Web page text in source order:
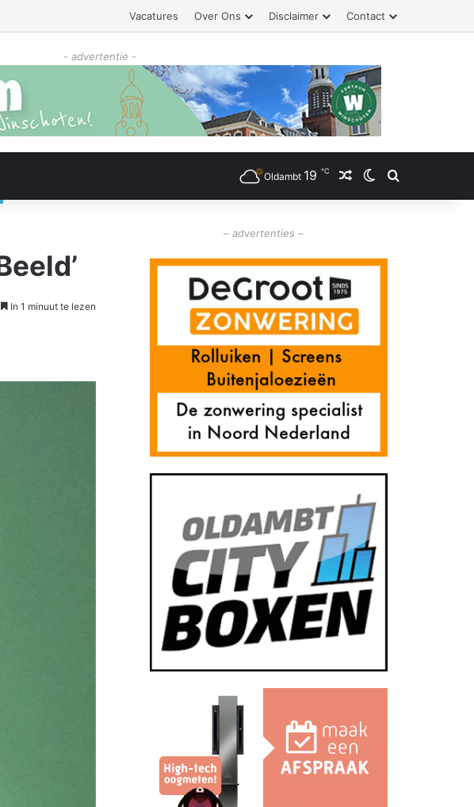
Vacatures Over Ons Disclaimer Contact
- advertentie -
Oldambt 19 ℃ Willekeurig artikel
Switch skin
Zoeken
In 1 minuut te lezen
– advertenties –